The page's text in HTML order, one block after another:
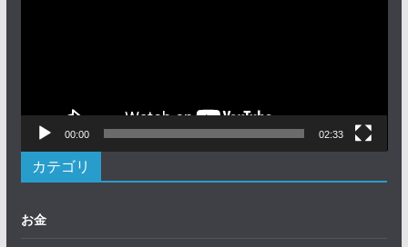
00:00 02:33
カテゴリ
お金